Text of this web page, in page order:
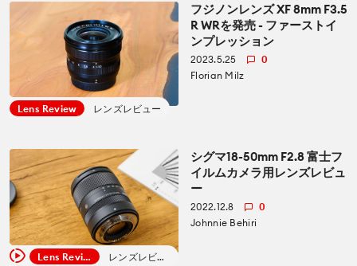
の運営方針について
us
Lens Review レンズレビュー
フジノンレンズ XF 8mm F3.5
R WRを発売 - ファーストイ
ンプレッション
2023.5.25
0
Florian Milz
Lens Review レンズレビュー
シグマ18-50mm F2.8 富士フ
イルムカメラ用レンズレビュ
ー
2022.12.8
0
Johnnie Behiri